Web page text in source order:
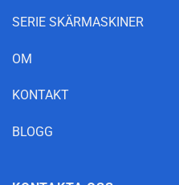
SERIE SKÄRMASKINER
OM
KONTAKT
BLOGG